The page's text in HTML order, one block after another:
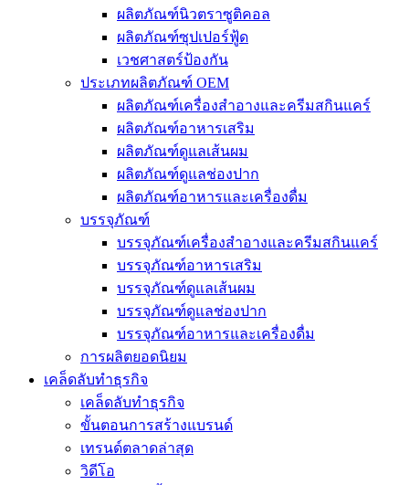
ผลิตภัณฑ์นิวตราซูติคอล
ผลิตภัณฑ์ซุปเปอร์ฟู้ด
เวชศาสตร์ป้องกัน
ประเภทผลิตภัณฑ์ OEM
ผลิตภัณฑ์เครื่องสำอางและครีมสกินแคร์
ผลิตภัณฑ์อาหารเสริม
ผลิตภัณฑ์ดูแลเส้นผม
ผลิตภัณฑ์ดูแลช่องปาก
ผลิตภัณฑ์อาหารและเครื่องดื่ม
บรรจุภัณฑ์
บรรจุภัณฑ์เครื่องสำอางและครีมสกินแคร์
บรรจุภัณฑ์อาหารเสริม
บรรจุภัณฑ์ดูแลเส้นผม
บรรจุภัณฑ์ดูแลช่องปาก
บรรจุภัณฑ์อาหารและเครื่องดื่ม
การผลิตยอดนิยม
เคล็ดลับทำธุรกิจ
เคล็ดลับทำธุรกิจ
ขั้นตอนการสร้างแบรนด์
เทรนด์ตลาดล่าสุด
วิดีโอ